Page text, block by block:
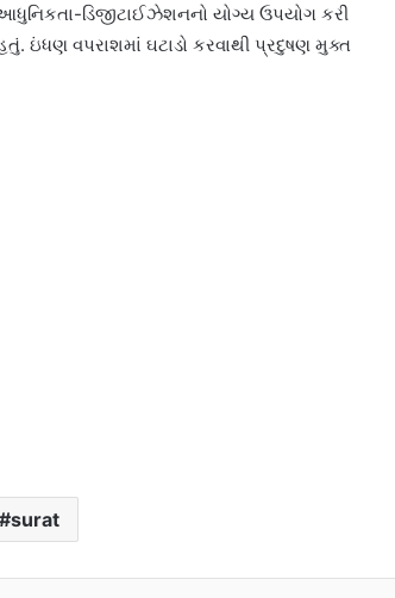
ડિજીટાઈઝેશનનો યોગ્ય ઉપયોગ કરી
વપરાશમાં ઘટાડો કરવાથી પ્રદુષણ મુક્ત